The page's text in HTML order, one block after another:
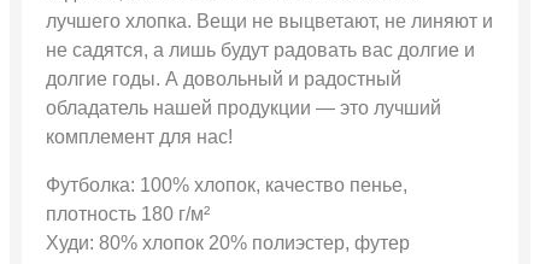
лучшего хлопка. Вещи не выцветают, не линяют и
не садятся, а лишь будут радовать вас долгие и
долгие годы. А довольный и радостный
обладатель нашей продукции — это лучший
комплемент для нас!
Футболка: 100% хлопок, качество пенье,
плотность 180 г/м²
Худи: 80% хлопок 20% полиэстер, футер